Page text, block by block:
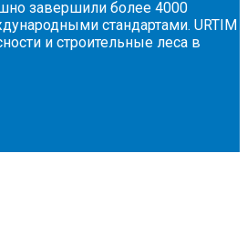
завершили более 4000
стандартами. URTIM
и строительные леса в